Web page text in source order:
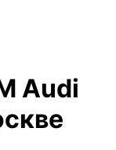
Audi